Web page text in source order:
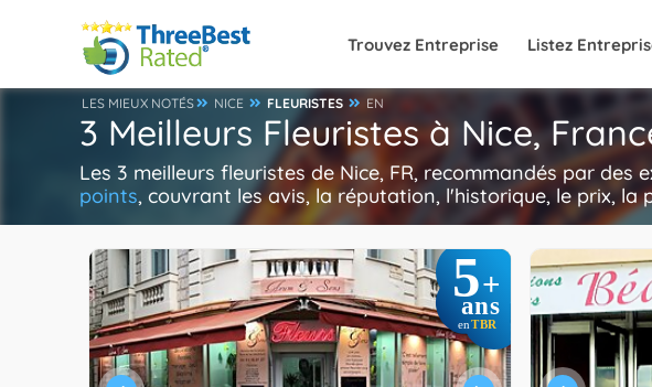
Trouvez Entreprise Listez
LES MIEUX NOTÉS NICE FLEURISTES EN
3 Meilleurs Fleuristes à Nice,
Les 3 meilleurs fleuristes de Nice, FR, recommandés par
points, couvrant les avis, la réputation, l'historique, le prix, la
5+
ans
enTBR